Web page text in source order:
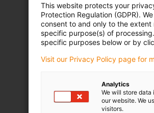
This website protects your
Protection Regulation (GDPR).
consent to and only to the
specific purpose(s) of
specific purposes below or by
Visit our Privacy Policy page for
Analytics
We will store data
our website. We
visitors.